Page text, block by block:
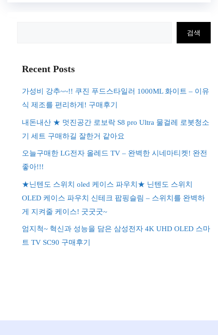
검색
Recent Posts
가성비 강추~~!! 쿠진 푸드스타일러 1000ML 화이트 – 이유
식 제조를 편리하게! 구매후기
내돈내산 ★ 멋진공간 로보락 S8 pro Ultra 물걸레 로봇청소
기 세트 구매하길 잘한거 같아요
오늘구매한 LG전자 올레드 TV – 완벽한 시네마티켓! 완전
좋아!!!
★닌텐도 스위치 oled 케이스 파우치★ 닌텐도 스위치
OLED 케이스 파우치 신테크 팝핑슬림 – 스위치를 완벽하
게 지켜줄 케이스! 굿굿굿~
엄지척~ 혁신과 성능을 담은 삼성전자 4K UHD OLED 스마
트 TV SC90 구매후기